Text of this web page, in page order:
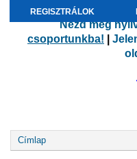
REGISZTRÁLOK
Nézd meg
csoportunkba!
Jelenlegi hely
Címlap